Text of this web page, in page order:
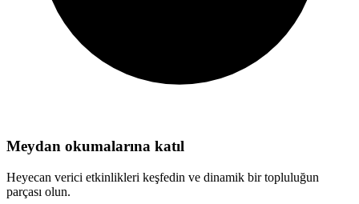
Meydan okumalarına katıl
Heyecan verici etkinlikleri keşfedin ve dinamik bir topluluğun
parçası olun.